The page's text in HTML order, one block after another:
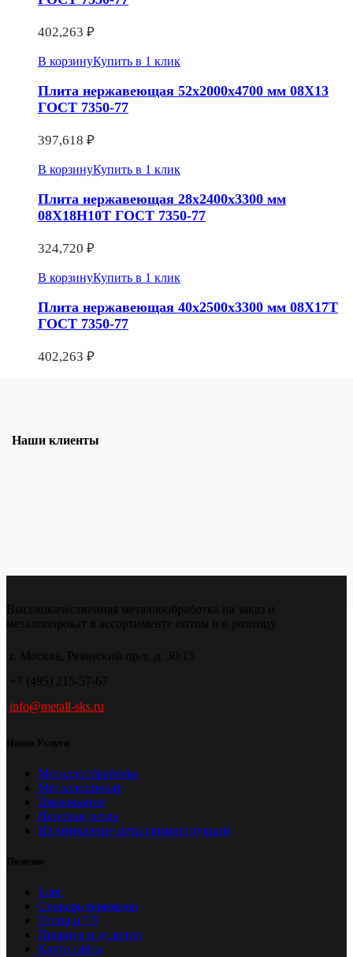
402,263 ₽
В корзинуКупить в 1 клик
Плита нержавеющая 52х2000х4700 мм 08Х13
ГОСТ 7350-77
397,618 ₽
В корзинуКупить в 1 клик
Плита нержавеющая 28х2400х3300 мм
08Х18Н10Т ГОСТ 7350-77
324,720 ₽
В корзинуКупить в 1 клик
Плита нержавеющая 40х2500х3300 мм 08Х17Т
ГОСТ 7350-77
402,263 ₽
Наши клиенты
Высококачественная металлообработка на заказ и
металлопрокат в ассортименте оптом и в розницу.
г. Москва, Рязанский пр-т, д. 30/15
+7 (495) 215-57-67
info@metall-sks.ru
Наши Услуги
Металлообработка
Металлопрокат
Цинкование
Лазерная резка
Изготовление металлоконструкций
Полезно
Блог
Словарь терминов
Госты и ТУ
Правила и условия
Карта сайта